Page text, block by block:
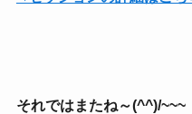
それではまたね～(^^)/~~~